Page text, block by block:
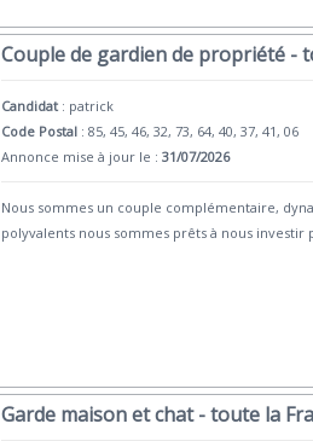
Couple de gardien de propriété -
Candidat : patrick
Code Postal : 85, 45, 46, 32, 73, 64, 40, 37, 41, 06
Annonce mise à jour le :31/07/2026
Nous sommes un couple complémentaire,
polyvalents nous sommes prêts à nous investir
Garde maison et chat - toute la